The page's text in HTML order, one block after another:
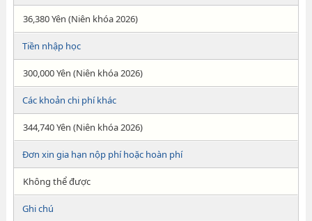
36,380 Yên (Niên khóa 2026)
Tiền nhập học
300,000 Yên (Niên khóa 2026)
Các khoản chi phí khác
344,740 Yên (Niên khóa 2026)
Đơn xin gia hạn nộp phí hoặc hoàn phí
Không thể được
Ghi chú